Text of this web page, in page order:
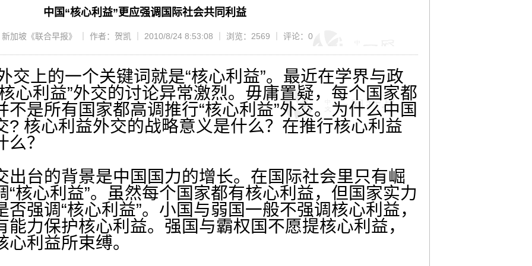
中国“核心利益”更应强调国际社会共同利益
新加坡《联合早报》 ｜ 作者：贺凯 ｜ 2010/8/24 8:53:08 ｜ 浏览：2569 ｜ 评论：0
上的一个关键词就是“核心利益”。最近在学界与政
心利益”外交的讨论异常激烈。毋庸置疑，每个国家都
不是所有国家都高调推行“核心利益”外交。为什么中国
? 核心利益外交的战略意义是什么？在推行核心利益
？
台的背景是中国国力的增长。在国际社会里只有崛
“核心利益”。虽然每个国家都有核心利益，但国家实力
强调“核心利益”。小国与弱国一般不强调核心利益，
能力保护核心利益。强国与霸权国不愿提核心利益，
利益所束缚。